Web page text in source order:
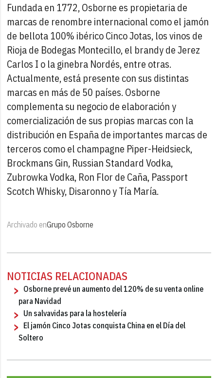
Fundada en 1772, Osborne es propietaria de
marcas de renombre internacional como el jamón
de bellota 100% ibérico Cinco Jotas, los vinos de
Rioja de Bodegas Montecillo, el brandy de Jerez
Carlos I o la ginebra Nordés, entre otras.
Actualmente, está presente con sus distintas
marcas en más de 50 países. Osborne
complementa su negocio de elaboración y
comercialización de sus propias marcas con la
distribución en España de importantes marcas de
terceros como el champagne Piper-Heidsieck,
Brockmans Gin, Russian Standard Vodka,
Zubrowka Vodka, Ron Flor de Caña, Passport
Scotch Whisky, Disaronno y Tía María.
Archivado enGrupo Osborne
NOTICIAS RELACIONADAS
Osborne prevé un aumento del 120% de su venta online
para Navidad
Un salvavidas para la hostelería
El jamón Cinco Jotas conquista China en el Día del
Soltero